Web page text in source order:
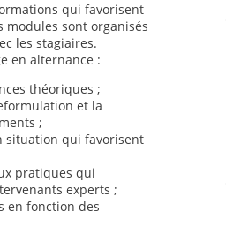
qui favorisent
modules sont organisés
les stagiaires.
en alternance :
théoriques ;
et la
;
situation qui favorisent
pratiques qui
experts ;
en fonction des